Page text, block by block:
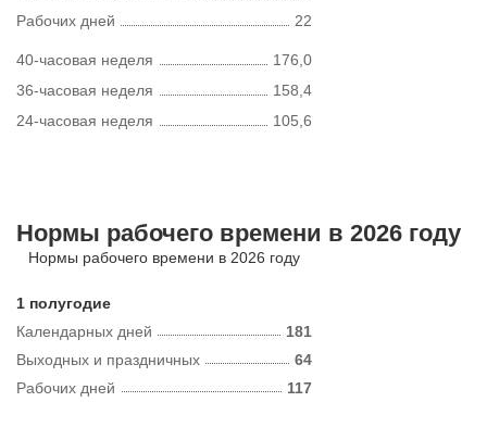
Рабочих дней
22
40-часовая неделя
176,0
36-часовая неделя
158,4
24-часовая неделя
105,6
Нормы рабочего времени в 2026 году
Нормы рабочего времени в 2026 году
1 полугодие
Календарных дней
181
Рабочих дней 117
Выходных и праздничных 64